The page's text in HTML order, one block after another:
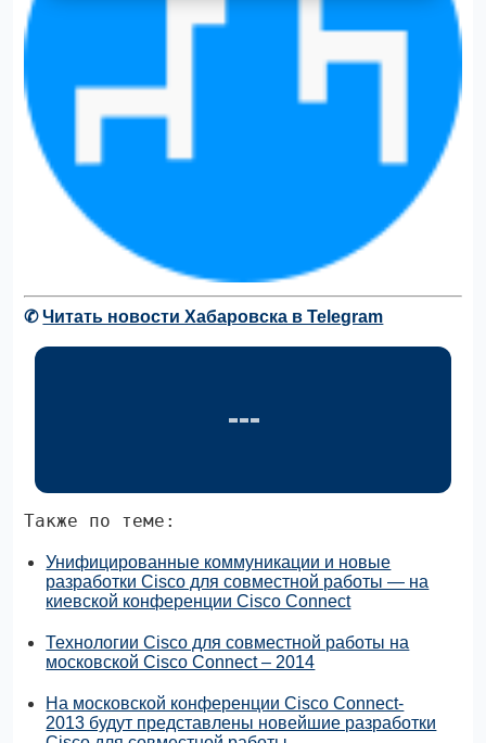
✆Читать новости Хабаровска в Telegram
Также по теме:
Унифицированные коммуникации и новые
разработки Cisco для совместной работы — на
киевской конференции Cisco Connect
Технологии Cisco для совместной работы на
московской Cisco Connect – 2014
На московской конференции Cisco Connect-
2013 будут представлены новейшие разработки